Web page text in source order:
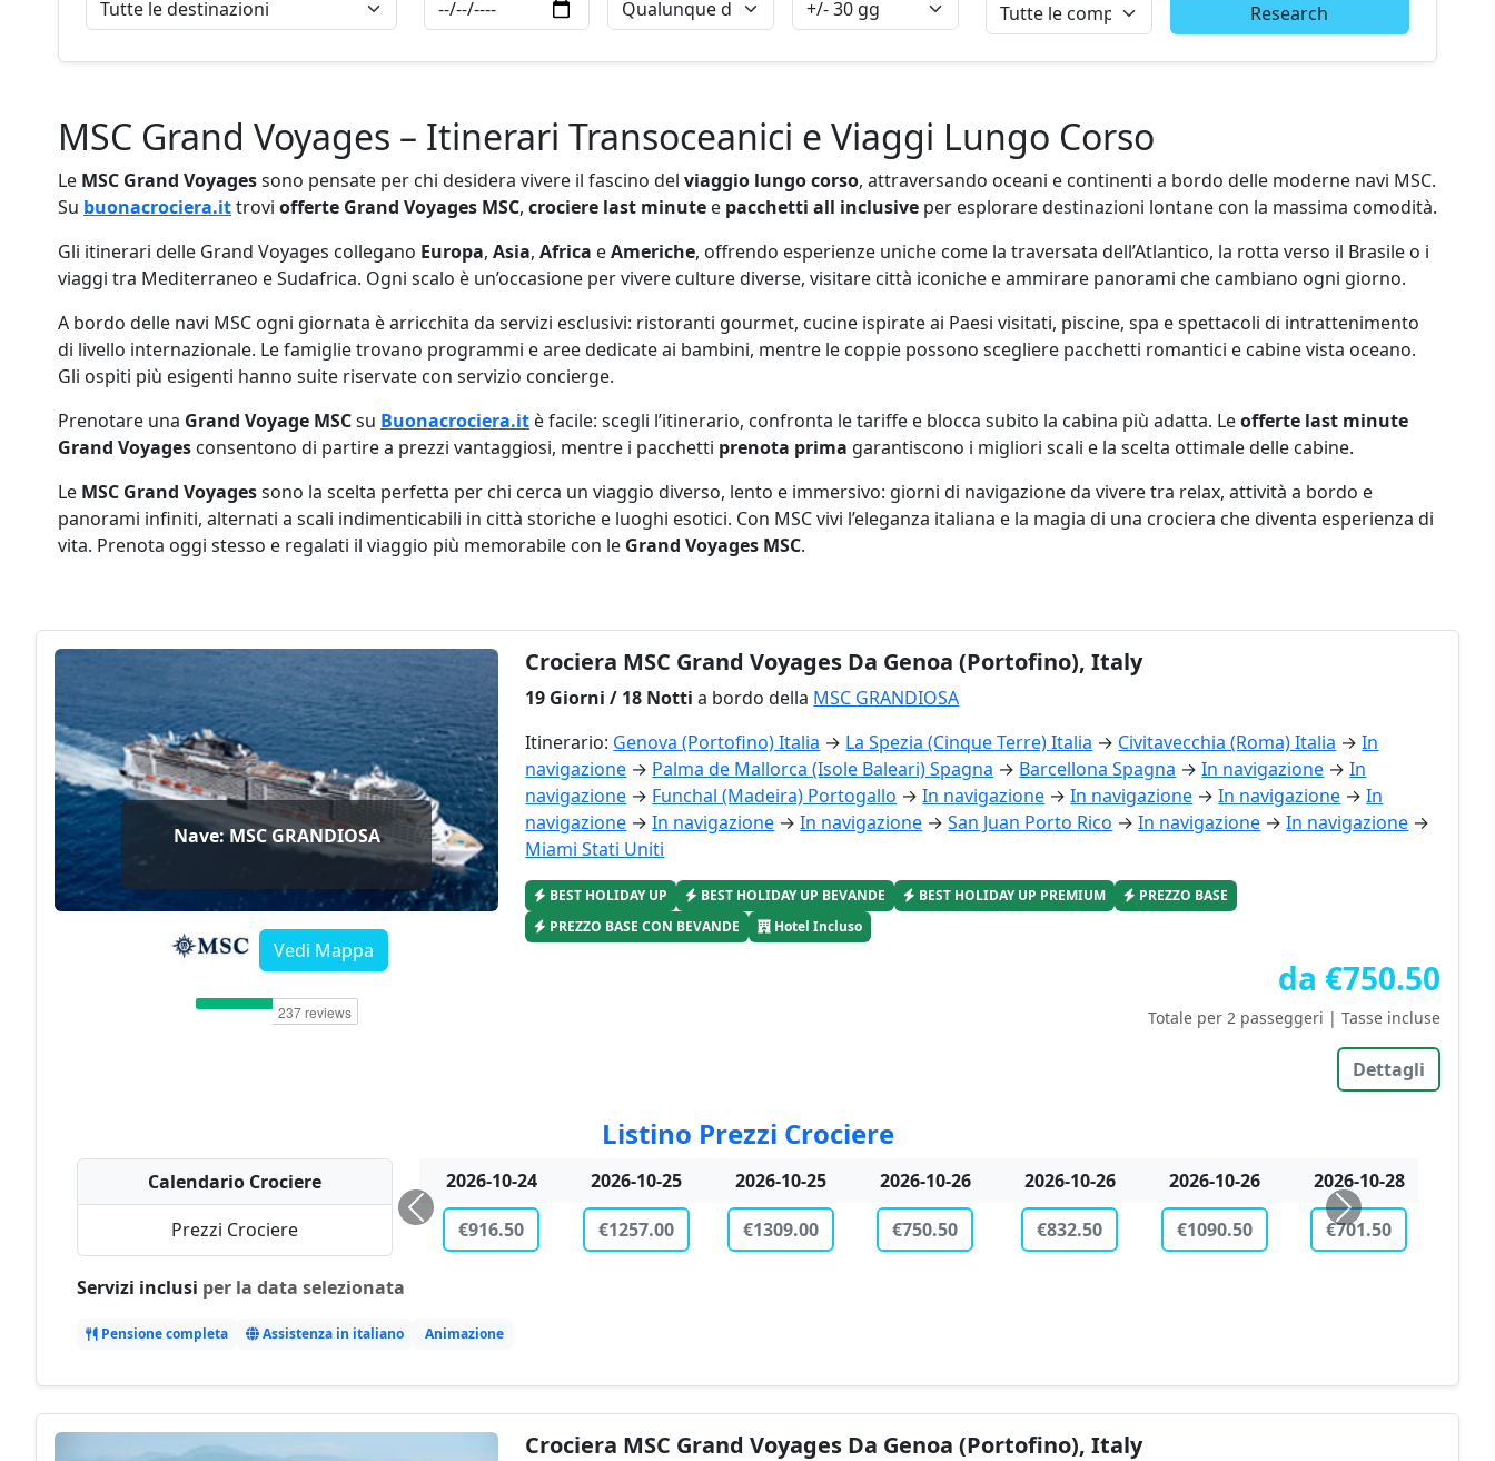
Research
MSC Grand Voyages – Itinerari Transoceanici e Viaggi Lungo Corso
Le MSC Grand Voyagessono pensate per chi desidera vivere il fascino del viaggio lungo corso, attraversando oceani e continenti a bordo delle moderne navi MSC.
Su buonacrociera.ittrovi offerte Grand Voyages MSC, crociere last minute e pacchetti all inclusive per esplorare destinazioni lontane con la massima comodità.
Gli itinerari delle Grand Voyages collegano Europa, Asia, Africa eAmeriche, offrendo esperienze uniche come la traversata dell’Atlantico, la rotta verso il Brasile o i
viaggi tra Mediterraneo e Sudafrica. Ogni scalo è un’occasione per vivere culture diverse, visitare città iconiche e ammirare panorami che cambiano ogni giorno.
A bordo delle navi MSC ogni giornata è arricchita da servizi esclusivi: ristoranti gourmet, cucine ispirate ai Paesi visitati, piscine, spa e spettacoli di intrattenimento
di livello internazionale. Le famiglie trovano programmi e aree dedicate ai bambini, mentre le coppie possono scegliere pacchetti romantici e cabine vista oceano.
Gli ospiti più esigenti hanno suite riservate con servizio concierge.
Prenotare una Grand Voyage MSCsu Buonacrociera.it è facile: scegli l’itinerario, confronta le tariffe e blocca subito la cabina più adatta. Leofferte last minute
Grand Voyages consentono di partire a prezzi vantaggiosi, mentre i pacchetti prenota prima garantiscono i migliori scali e la scelta ottimale delle cabine.
Le MSC Grand Voyagessono la scelta perfetta per chi cerca un viaggio diverso, lento e immersivo: giorni di navigazione da vivere tra relax, attività a bordo e
panorami infiniti, alternati a scali indimenticabili in città storiche e luoghi esotici. Con MSC vivi l’eleganza italiana e la magia di una crociera che diventa esperienza di
vita. Prenota oggi stesso e regalati il viaggio più memorabile con le Grand Voyages MSC.
Nave: MSC GRANDIOSA
Vedi Mappa
Crociera MSC Grand Voyages Da Genoa (Portofino), Italy
19 Giorni / 18 Notti a bordo della MSC GRANDIOSA
Itinerario: Genova (Portofino) Italia → La Spezia (Cinque Terre) Italia → Civitavecchia (Roma) Italia →In
navigazione → Palma de Mallorca (Isole Baleari) Spagna → Barcellona Spagna →In navigazione →In
navigazione → Funchal (Madeira) Portogallo →In navigazione →In navigazione →In navigazione →In
navigazione →In navigazione →In navigazione →San Juan Porto Rico →In navigazione →In navigazione →
Miami Stati Uniti
BEST HOLIDAY UP BEST HOLIDAY UP BEVANDE BEST HOLIDAY UP PREMIUM
PREZZO BASE
PREZZO BASE CON BEVANDE
Hotel Incluso
da €750.50
Totale per 2 passeggeri | Tasse incluse
Dettagli
Listino Prezzi Crociere
Calendario Crociere
Prezzi Crociere
2026-10-28 2026-10-30 2026-10-31 2026-10-31 2026-10-31
2026-11-03
€1401.00
€669.50 €250.50 €715.00 €797.00 €474.50
Servizi inclusi per la data selezionata
Pensione completa Assistenza in italiano Animazione
Crociera MSC Grand Voyages Da Genoa (Portofino), Italy